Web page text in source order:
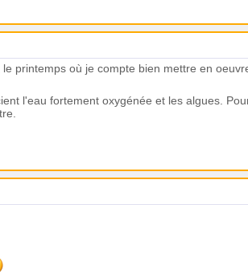
printemps où je compte bien mettre en
l'eau fortement oxygénée et les algues.